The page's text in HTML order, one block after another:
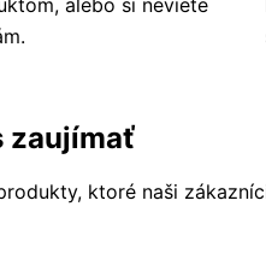
zaujímať
ktoré naši